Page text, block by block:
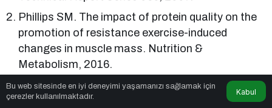
Phillips SM. The impact of protein quality on the
promotion of resistance exercise-induced
changes in muscle mass. Nutrition &
Metabolism, 2016.
Mariotti F, Gardner CD. Dietary Protein and
Amino Acids in Vegetarian Diets—A Review.
Bu web sitesinde en iyi deneyimi yaşamanızı sağlamak için
çerezler kullanılmaktadır.
Kabul